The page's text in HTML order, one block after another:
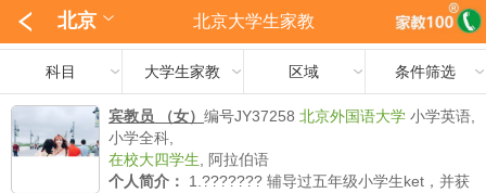
北京 北京大学生家教
科目 大学生家教 区域 条件筛选
宾教员 （女） 编号JY37258 北京外国语大学 小学英语,
小学全科,
在校大四学生
阿拉伯语
个人简介：
1.??????? 辅导过五年级小学生ket，并获